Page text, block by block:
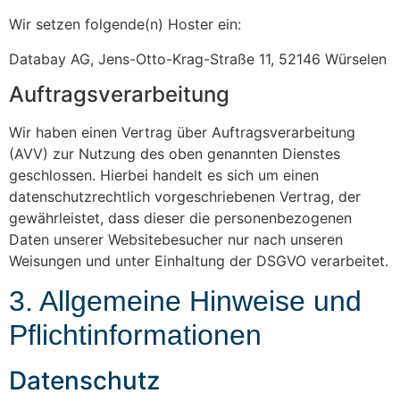
Wir setzen folgende(n) Hoster ein:
Databay AG, Jens-Otto-Krag-Straße 11, 52146 Würselen
Auftragsverarbeitung
Wir haben einen Vertrag über Auftragsverarbeitung
(AVV) zur Nutzung des oben genannten Dienstes
geschlossen. Hierbei handelt es sich um einen
datenschutzrechtlich vorgeschriebenen Vertrag, der
gewährleistet, dass dieser die personenbezogenen
Daten unserer Websitebesucher nur nach unseren
Weisungen und unter Einhaltung der DSGVO verarbeitet.
3. Allgemeine Hinweise und
Pflicht­informationen
Datenschutz